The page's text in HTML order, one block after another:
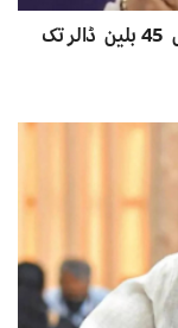
بھارت کی خلائی معیشت اگلے 10 سالوں میں 45 بلین ڈالر تک